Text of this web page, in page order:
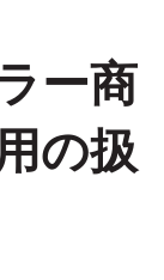
ー商
の扱